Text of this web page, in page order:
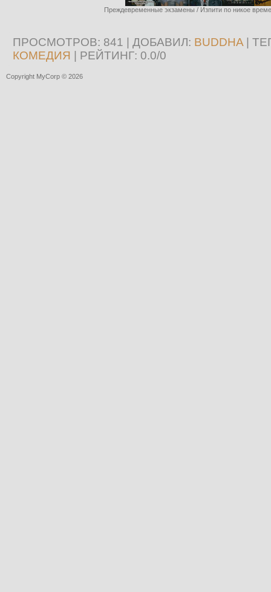
Преждевременные экзамены / Изпити по никое
ПРОСМОТРОВ: 841 | ДОБАВИЛ: BUDDHA
КОМЕДИЯ
РЕЙТИНГ: 0.0/0
Copyright MyCorp © 2026